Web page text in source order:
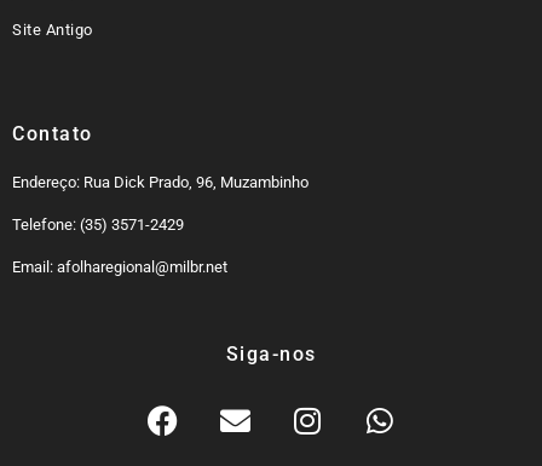
Site Antigo
Contato
Endereço: Rua Dick Prado, 96, Muzambinho
Telefone: (35) 3571-2429
Email: afolharegional@milbr.net
Siga-nos